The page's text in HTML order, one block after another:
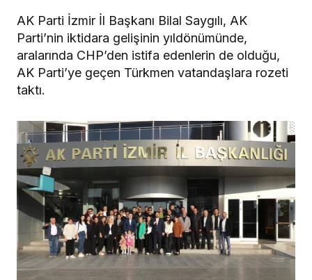
AK Parti İzmir İl Başkanı Bilal Saygılı, AK
Parti’nin iktidara gelişinin yıldönümünde,
aralarında CHP’den istifa edenlerin de olduğu,
AK Parti’ye geçen Türkmen vatandaşlara rozeti
taktı.